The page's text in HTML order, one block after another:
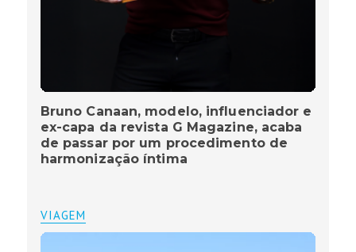
Bruno Canaan, modelo, influenciador e
ex-capa da revista G Magazine, acaba
de passar por um procedimento de
harmonização íntima
VIAGEM